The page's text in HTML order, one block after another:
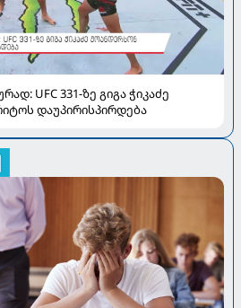
UFC 331-ზე გიგა ჭიკაძე
დაუპირისპირდება